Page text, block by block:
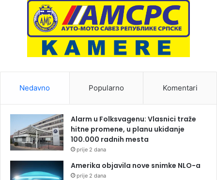
Nedavno Popularno Komentari
Alarm u Folksvagenu: Vlasnici traže
hitne promene, u planu ukidanje
100.000 radnih mesta
prije 2 dana
Amerika objavila nove snimke NLO-a
prije 2 dana